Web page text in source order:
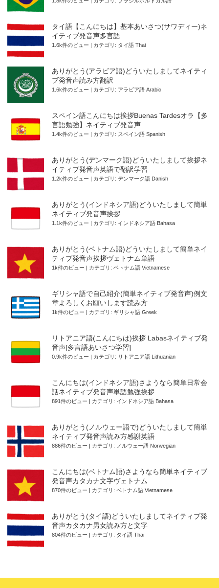
タイ語【こんにちは】基本あいさつ(サワディー)ネ
イティブ発音声多言語
1.6k件のビュー カテゴリ: タイ語 Thai
ありがとう(アラビア語)どういたしましてネイティ
ブ発音声読み方翻訳
1.6k件のビュー カテゴリ: アラビア語 Arabic
スペイン語こんにちは挨拶Buenas Tardesオラ【多
言語勉強】ネイティブ発音声
1.4k件のビュー カテゴリ: スペイン語 Spanish
ありがとう(デンマーク語)どういたしまして挨拶ネ
イティブ発音声英語で翻訳学習
1.2k件のビュー カテゴリ: デンマーク語 Danish
ありがとう(インドネシア語)どういたしまして簡単
ネイティブ発音声挨拶
1.1k件のビュー カテゴリ: インドネシア語 Bahasa
ありがとう(ベトナム語)どういたしまして簡単ネイ
ティブ発音声挨拶ヴェトナム単語
1k件のビュー カテゴリ: ベトナム語 Vietnamese
ギリシャ語で自己紹介(簡単ネイティブ発音声)例文
章よろしくお願いします読み方
1k件のビュー カテゴリ: ギリシャ語 Greek
リトアニア語(こんにちは)挨拶 Labasネイティブ発
音声[多言語あいさつ学習]
0.9k件のビュー カテゴリ: リトアニア語 Lithuanian
こんにちは(インドネシア語)さようなら簡単日常会
話ネイティブ発音声単語勉強挨拶
891件のビュー カテゴリ: インドネシア語 Bahasa
ありがとう(ノルウェー語で)どういたしまして簡単
ネイティブ発音声読み方感謝英語
886件のビュー カテゴリ: ノルウェー語 Norwegian
こんにちは(ベトナム語)さようなら簡単ネイティブ
発音声カタカナ文字ヴェトナム
870件のビュー カテゴリ: ベトナム語 Vietnamese
ありがとう(タイ語)どういたしましてネイティブ発
音声カタカナ男女読み方と文字
804件のビュー カテゴリ: タイ語 Thai